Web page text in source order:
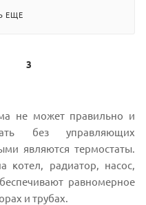
ЕЩЕ
3
не может правильно и
без управляющих
являются термостаты.
котел, радиатор, насос,
равномерное
и трубах.